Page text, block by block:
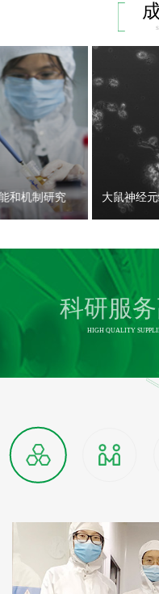
和机制研究 大鼠神经
科研服
HIGH QUALITY